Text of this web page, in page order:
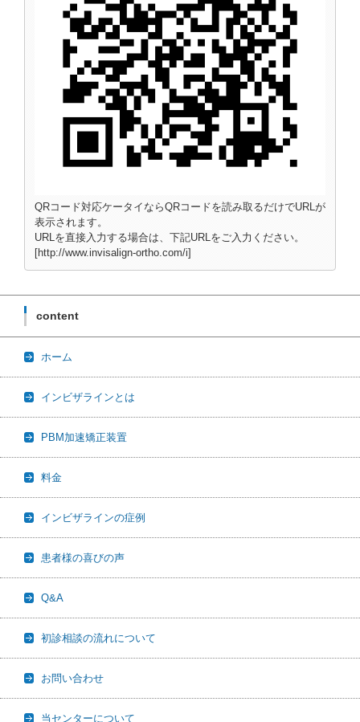
QRコード対応ケータイならQRコードを読み取るだけでURLが
表示されます。
URLを直接入力する場合は、下記URLをご入力ください。
[http://www.invisalign-ortho.com/i]
content
ホーム
インビザラインとは
PBM加速矯正装置
料金
インビザラインの症例
患者様の喜びの声
Q&A
初診相談の流れについて
お問い合わせ
当センターについて